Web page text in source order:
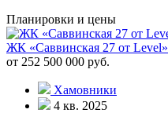
Планировки и цены
ЖК «Саввинская 27 от Level»
от 252 500 000 руб.
Хамовники
4 кв. 2025